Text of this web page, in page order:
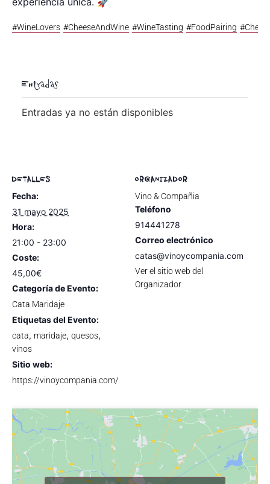
#WineLovers #CheeseAndWine #WineTasting #FoodPairing
Entradas
Entradas ya no están disponibles
DETALLES
Fecha:
31 mayo 2025
Hora:
21:00 - 23:00
Coste:
45,00€
Categoría de Evento:
Cata Maridaje
Etiquetas del Evento:
cata, maridaje, quesos,
vinos
Sitio web:
https://vinoycompania.com/
ORGANIZADOR
Vino & Compañia
Teléfono
914441278
Correo electrónico
catas@vinoycompania.com
Ver el sitio web del
Organizador